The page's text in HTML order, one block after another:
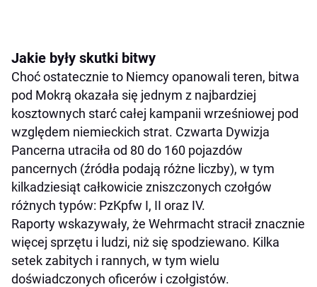
Jakie były skutki bitwy
Choć ostatecznie to Niemcy opanowali teren, bitwa
pod Mokrą okazała się jednym z najbardziej
kosztownych starć całej kampanii wrześniowej pod
względem niemieckich strat. Czwarta Dywizja
Pancerna utraciła od 80 do 160 pojazdów
pancernych (źródła podają różne liczby), w tym
kilkadziesiąt całkowicie zniszczonych czołgów
różnych typów: PzKpfw I, II oraz IV.
Raporty wskazywały, że Wehrmacht stracił znacznie
więcej sprzętu i ludzi, niż się spodziewano. Kilka
setek zabitych i rannych, w tym wielu
doświadczonych oficerów i czołgistów.